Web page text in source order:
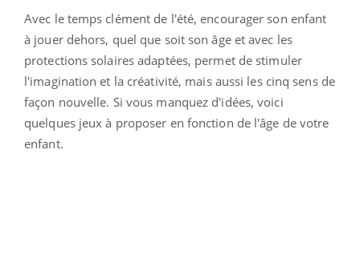
Avec le temps clément de l'été, encourager son enfant
à jouer dehors, quel que soit son âge et avec les
protections solaires adaptées, permet de stimuler
l'imagination et la créativité, mais aussi les cinq sens de
façon nouvelle. Si vous manquez d'idées, voici
quelques jeux à proposer en fonction de l'âge de votre
enfant.